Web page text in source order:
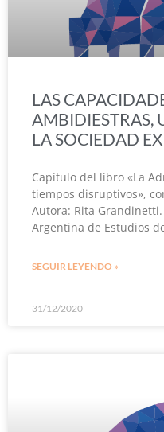
LAS
AMBIDIESTRAS,
LA SOCIEDAD
Capítulo del libro «La
tiempos disruptivos»,
Autora: Rita
Argentina de Estudios
SEGUIR LEYENDO »
31/12/2020